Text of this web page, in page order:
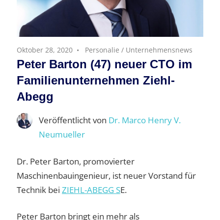
Oktober 28, 2020 Personalie / Unternehmensnews
Peter Barton (47) neuer CTO im
Familienunternehmen Ziehl-
Abegg
Veröffentlicht von Dr. Marco Henry V.
Neumueller
Dr. Peter Barton, promovierter
Maschinenbauingenieur, ist neuer Vorstand für
Technik bei ZIEHL-ABEGG SE.
Peter Barton bringt ein mehr als